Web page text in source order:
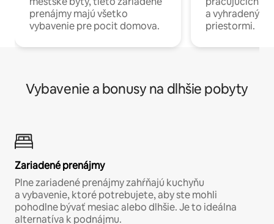
prenájmy majú všetko
vybavenie pre pocit domova.
a
priestormi.
Vybavenie a bonusy na dlhšie pobyty
Zariadené prenájmy
Plne zariadené prenájmy zahŕňajú kuchyňu
a vybavenie, ktoré potrebujete, aby ste mohli
pohodlne bývať mesiac alebo dlhšie. Je to ideálna
alternatíva k podnájmu.